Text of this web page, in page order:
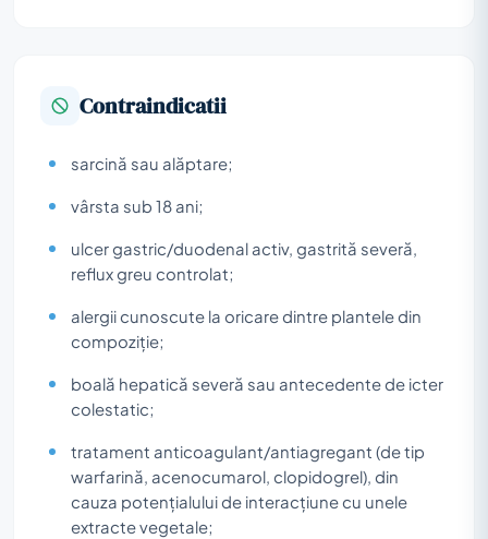
Contraindicatii
sarcină sau alăptare;
vârsta sub 18 ani;
ulcer gastric/duodenal activ, gastrită severă,
reflux greu controlat;
alergii cunoscute la oricare dintre plantele din
compoziție;
boală hepatică severă sau antecedente de icter
colestatic;
tratament anticoagulant/antiagregant (de tip
warfarină, acenocumarol, clopidogrel), din
cauza potențialului de interacțiune cu unele
extracte vegetale;